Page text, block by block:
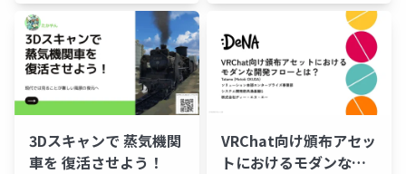
3Dスキャンで 蒸気機関
車を 復活させよう！
VRChat向け頒布アセッ
トにおけるモダンな開